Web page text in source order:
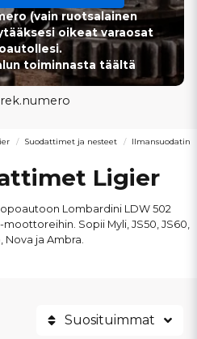
(vain ruotsalainen
oikeat varaosat
toiminnasta täältä
Suodattimet ja nesteet Ilmansuodatin
Ligier
Lombardini LDW 502
moottoreihin. Sopii Myli, JS50, JS60,
Nova ja Ambra.
Suosituimmat